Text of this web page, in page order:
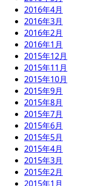
2016年4月
2016年3月
2016年2月
2016年1月
2015年12月
2015年11月
2015年10月
2015年9月
2015年8月
2015年7月
2015年6月
2015年5月
2015年4月
2015年3月
2015年2月
2015年1月